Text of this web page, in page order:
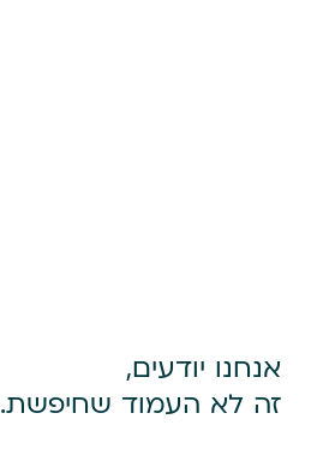
אנחנו יודעים,
זה לא העמוד שחיפשת.